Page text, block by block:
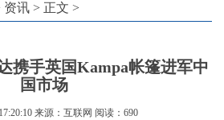
资讯 > 正文 >
携手英国Kampa帐篷进军中
国市场
来源：互联网 阅读：690